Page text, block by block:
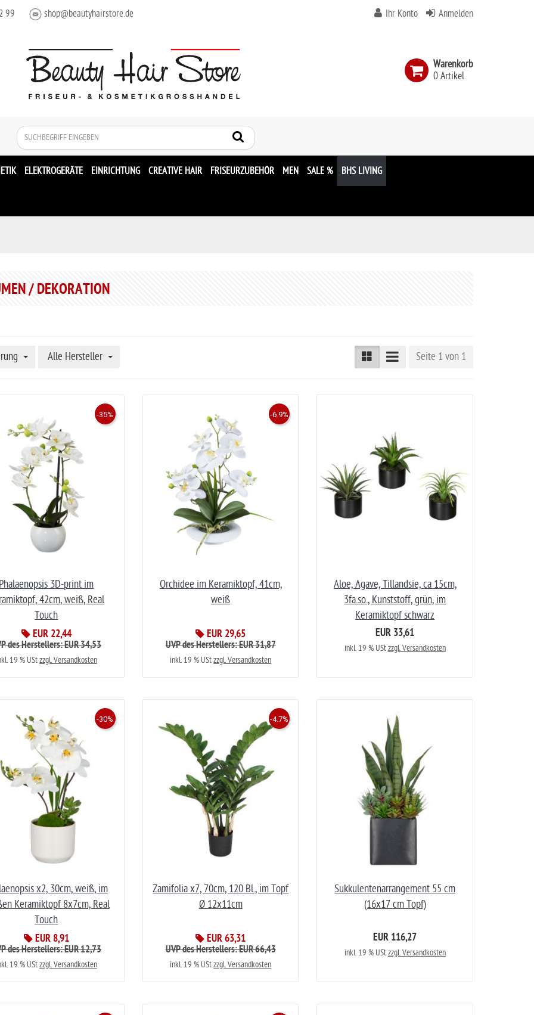
99 shop@beautyhairstore.de Ihr Konto Anmelden
Warenkorb
0 Artikel
Suchen
ELEKTROGERÄTE EINRICHTUNG CREATIVE HAIR FRISEURZUBEHÖR MEN SALE % BHS LIVING
/ DEKORATION
Alle Hersteller Seite 1 von 1
3D-print im
42cm, weiß, Real
Touch
EUR 22,44
-35%
des Herstellers: EUR 34,53
19 % UStzzgl. Versandkosten
Orchidee im Keramiktopf, 41cm,
weiß
EUR 29,65
-6.9%
UVP des Herstellers: EUR 31,87
inkl. 19 % UStzzgl. Versandkosten
Aloe, Agave, Tillandsie, ca 15cm,
3fa.so., Kunststoff, grün, im
Keramiktopf schwarz
EUR 33,61
inkl. 19 % UStzzgl. Versandkosten
x2, 30cm, weiß, im
Keramiktopf 8x7cm, Real
Touch
EUR 8,91
-30%
des Herstellers: EUR 12,73
19 % UStzzgl. Versandkosten
Zamifolia x7, 70cm, 120 Bl., im Topf
Ø 12x11cm
EUR 63,31
-4.7%
UVP des Herstellers: EUR 66,43
inkl. 19 % UStzzgl. Versandkosten
Sukkulentenarrangement 55 cm
(16x17 cm Topf)
EUR 116,27
inkl. 19 % UStzzgl. Versandkosten